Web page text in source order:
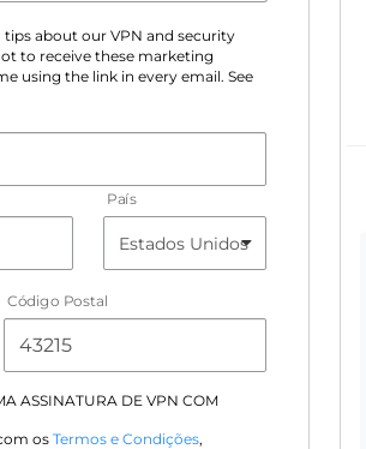
tips about our VPN and security
to receive these marketing
using the link in every email. See
País
Código Postal
ASSINATURA DE VPN COM
os Termos e Condições,